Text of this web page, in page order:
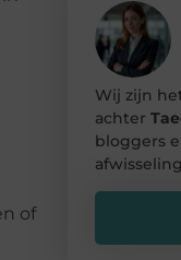
of
Wij zijn
achter
bloggers